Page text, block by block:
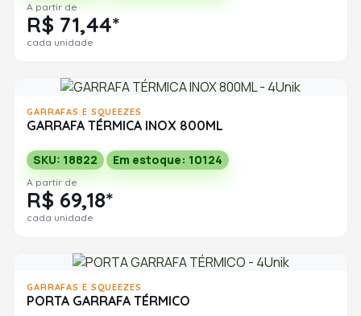
A partir de
R$ 71,44*
cada unidade
GARRAFAS E SQUEEZES
GARRAFA TÉRMICA INOX 800ML
SKU: 18822 Em estoque: 10124
A partir de
R$ 69,18*
cada unidade
GARRAFAS E SQUEEZES
PORTA GARRAFA TÉRMICO